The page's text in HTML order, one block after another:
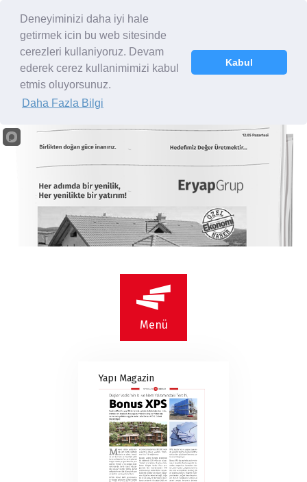
Basında Biz
Menü
Yapı Magazin
Deneyiminizi daha iyi hale
getirmek icin bu web sitesinde
cerezleri kullaniyoruz. Devam
ederek cerez kullanimimizi kabul
etmis oluyorsunuz.
Daha Fazla Bilgi
Kabul